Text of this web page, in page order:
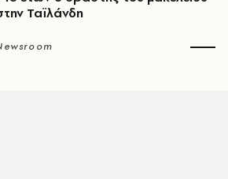
Ταϊλάνδη